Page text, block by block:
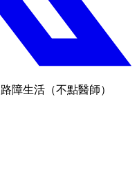
障生活（不點醫師）